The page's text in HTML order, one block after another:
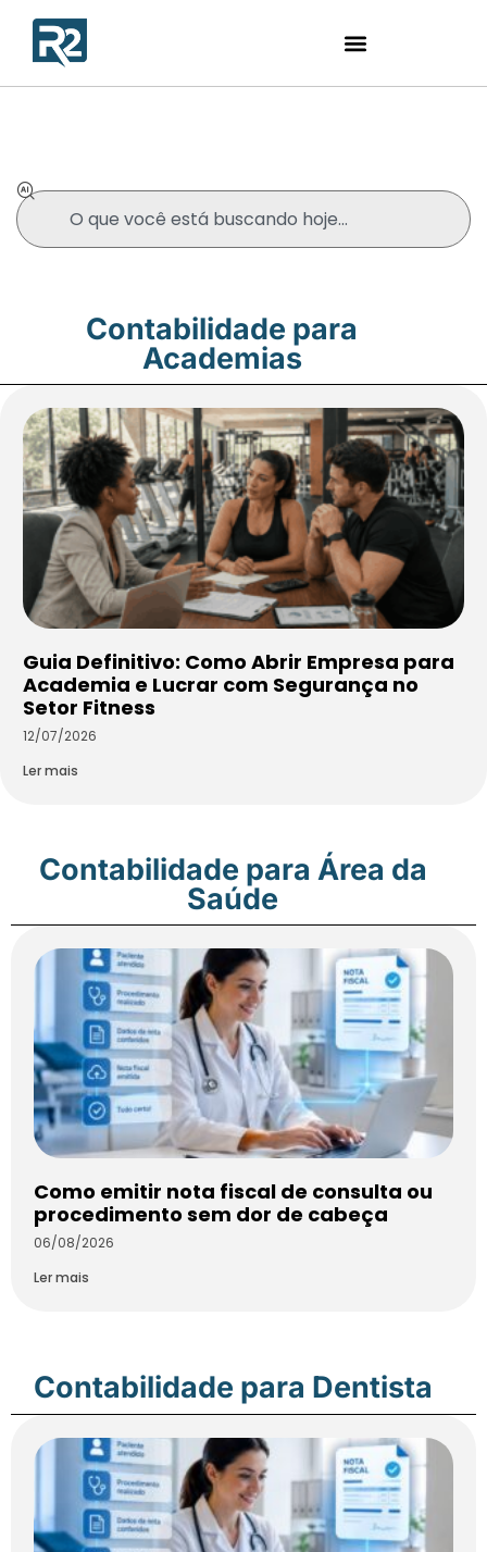
Contabilidade para
Academias
Guia Definitivo: Como Abrir Empresa para
Academia e Lucrar com Segurança no
Setor Fitness
12/07/2026
Ler mais
Contabilidade para Área da
Saúde
Como emitir nota fiscal de consulta ou
procedimento sem dor de cabeça
06/08/2026
Ler mais
Contabilidade para Dentista